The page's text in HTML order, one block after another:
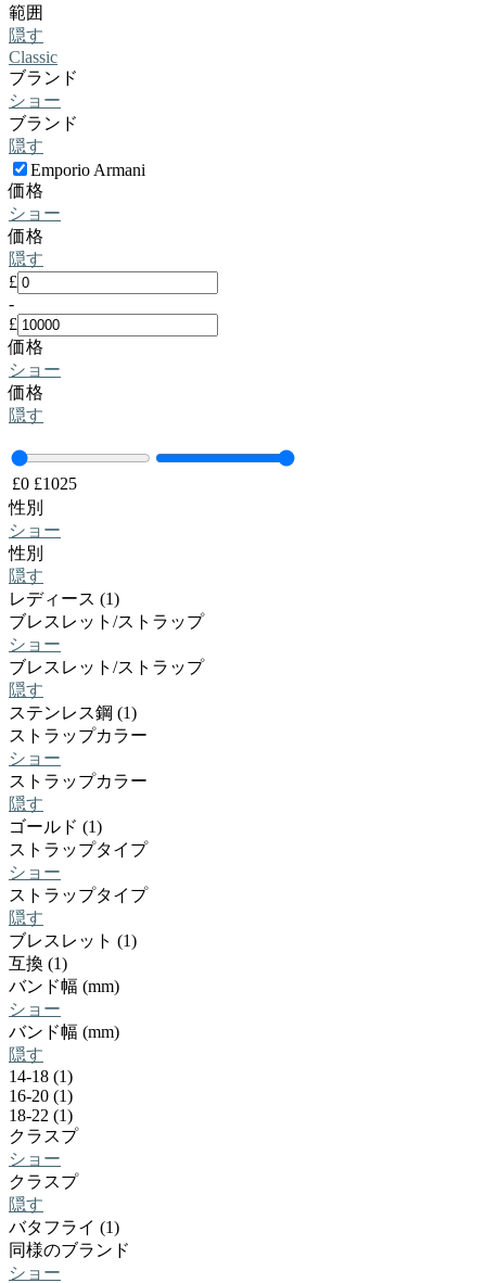
範囲
隠す
Classic
ブランド
ショー
ブランド
隠す
Emporio Armani
価格
ショー
価格
隠す
£
-
£
価格
ショー
価格
隠す
£0 £1025
性別
ショー
性別
隠す
レディース (1)
ブレスレット/ストラップ
ショー
ブレスレット/ストラップ
隠す
ステンレス鋼 (1)
ストラップカラー
ショー
ストラップカラー
隠す
ゴールド (1)
ストラップタイプ
ショー
ストラップタイプ
隠す
ブレスレット (1)
互換 (1)
バンド幅 (mm)
ショー
バンド幅 (mm)
隠す
14-18 (1)
16-20 (1)
18-22 (1)
クラスプ
ショー
クラスプ
隠す
バタフライ (1)
同様のブランド
ショー